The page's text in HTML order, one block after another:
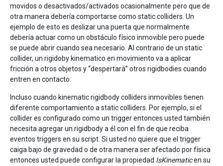
movidos o desactivados/activados ocasionalmente pero que de
otra manera debería comportarse como static colliders. Un
ejemplo de esto es deslizar una puerta que normalmente
debería actuar como un obstáculo físico inmovible pero puede
se puede abrir cuando sea necesario. Al contrario de un static
collider, un rigidoby kinematico en movimiento va a aplicar
fricción a otros objetos y “despertará” otros rigidbodies cuando
entren en contacto.
Incluso cuando kinematic rigidbody colliders inmovibles tienen
diferente comportamiento a static colliders. Por ejemplo, si el
collider es configurado como un trigger entonces usted también
necesita agregar un rigidbody a él con el fin de que reciba
eventos triggers en su script. Si usted no quiere que el trigger
caiga bajo de gravedad o de otra manera ser afectado por física
entonces usted puede configurar la propiedad IsKinematicen su